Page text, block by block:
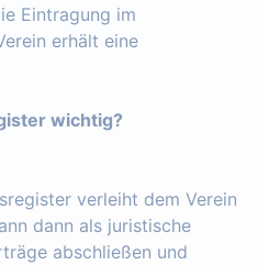
Eintragung im
erhält eine
wichtig?
verleiht dem Verein
dann als juristische
abschließen und